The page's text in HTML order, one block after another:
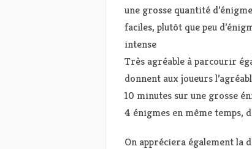
une grosse quantité
faciles, plutôt que peu
intense
Très agréable à parcourir
donnent aux joueurs
10 minutes sur une grosse
4 énigmes en même temps,
On appréciera également la